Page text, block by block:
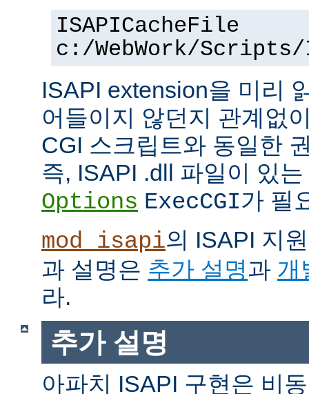
ISAPICacheFile
c:/WebWork/
ISAPI extension을 미리
어들이지 않던지 관계없
CGI 스크립트와 동일한
즉, ISAPI .dll 파일이 있
Options ExecCGI가 필
mod_isapi의 ISAPI 지
과 설명은 추가 설명과 개
라.
추가 설명
아파치 ISAPI 구현은 비